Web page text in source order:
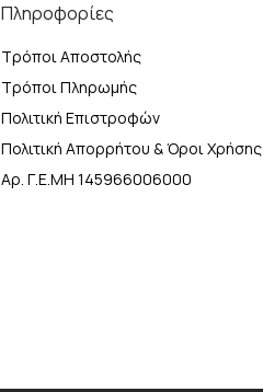
Πληροφορίες
Τρόποι Αποστολής
Τρόποι Πληρωμής
Πολιτική Επιστροφών
Πολιτική Απορρήτου & Όροι Χρήσης
Αρ. Γ.Ε.ΜΗ 145966006000